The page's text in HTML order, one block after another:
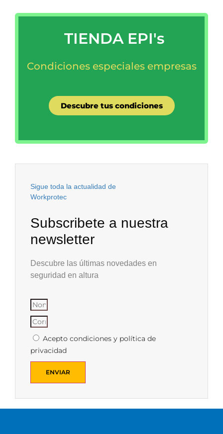
TIENDA EPI's
Condiciones especialesempresas
Descubre tus condiciones
Sigue toda la actualidad de
Workprotec
Subscribete a nuestra
newsletter
Descubre las últimas novedades en
seguridad en altura
Acepto condiciones y política de
privacidad
ENVIAR